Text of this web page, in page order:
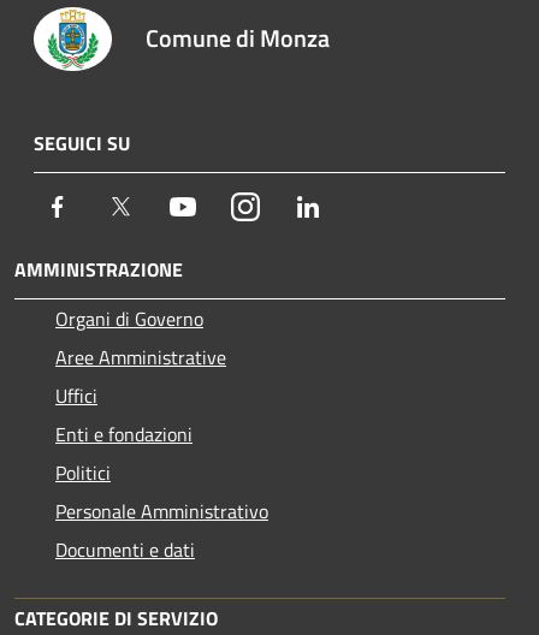
Comune di Monza
SEGUICI SU
Facebook Twitter YoutubeInstagram
AMMINISTRAZIONE
Organi di Governo
Aree Amministrative
Uffici
Enti e fondazioni
Politici
Personale Amministrativo
Documenti e dati
CATEGORIE DI SERVIZIO